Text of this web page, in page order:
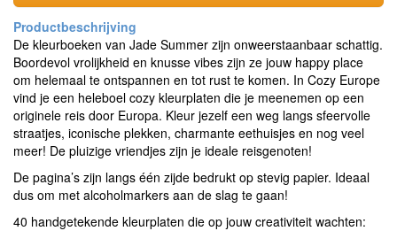
De kleurboeken van Jade Summer zijn onweerstaanbaar schattig.
Boordevol vrolijkheid en knusse vibes zijn ze jouw happy place
om helemaal te ontspannen en tot rust te komen. In Cozy Europe
vind je een heleboel cozy kleurplaten die je meenemen op een
originele reis door Europa. Kleur jezelf een weg langs sfeervolle
straatjes, iconische plekken, charmante eethuisjes en nog veel
meer! De pluizige vriendjes zijn je ideale reisgenoten!
De pagina’s zijn langs één zijde bedrukt op stevig papier. Ideaal
dus om met alcoholmarkers aan de slag te gaan!
40 handgetekende kleurplaten die op jouw creativiteit wachten: